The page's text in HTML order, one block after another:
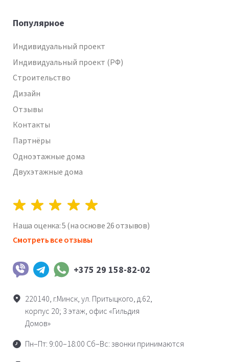
Популярное
Индивидуальный проект
Индивидуальный проект (РФ)
Строительство
Дизайн
Отзывы
Контакты
Партнёры
Одноэтажные дома
Двухэтажные дома
Наша оценка:5(на основе26отзывов)
Смотреть все отзывы
+375 29 158-82-02
220140, г.Минск, ул. Притыцкого, д.62,
корпус 20; 3 этаж, офис «Гильдия
Домов»
Пн–Пт: 9:00–18:00 Сб–Вс: звонки принимаются